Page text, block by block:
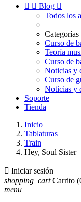
  Blog 
Todos los
Categorías
Curso de
Teoría
Curso de
Noticias y
Curso de
Noticias y
Soporte
Tienda
Inicio
Tablaturas
Train
Hey, Soul Sister
 Iniciar sesión
shopping_cart Carrito
menu